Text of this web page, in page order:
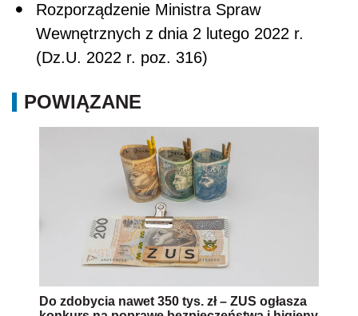
Rozporządzenie Ministra Spraw
Wewnętrznych z dnia 2 lutego 2022 r.
(Dz.U. 2022 r. poz. 316)
POWIĄZANE
Do zdobycia nawet 350 tys. zł – ZUS ogłasza